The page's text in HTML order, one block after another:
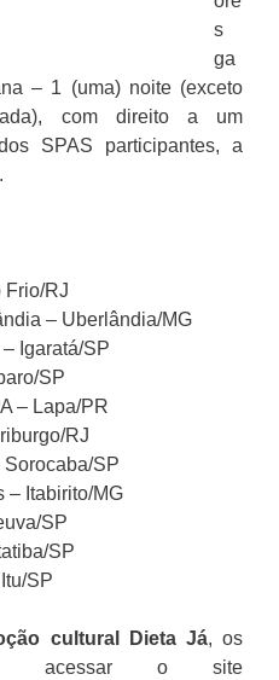
s
ga
– 1 (uma) noite (exceto
com direito a um
SPAS participantes, a
RJ
– Uberlândia/MG
Igaratá/SP
SP
– Lapa/PR
RJ
SP
Itabirito/MG
SP
SP
SP
cultural Dieta Já, os
acessar o site